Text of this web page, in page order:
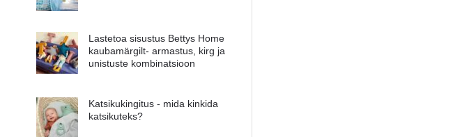
Lastetoa sisustus Bettys Home
kaubamärgilt- armastus, kirg ja
unistuste kombinatsioon
Katsikukingitus - mida kinkida
katsikuteks?